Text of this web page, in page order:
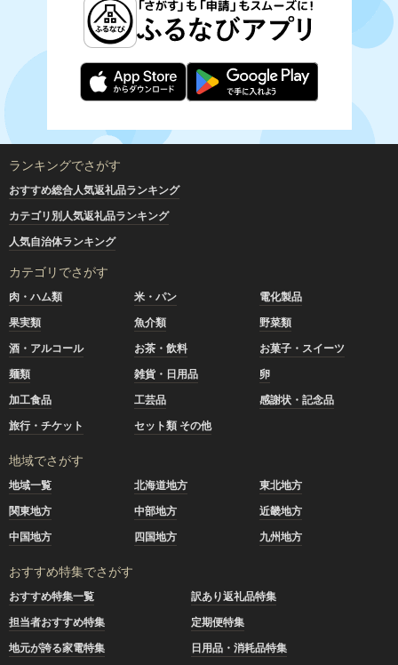
ランキングでさがす
おすすめ総合人気返礼品ランキング
カテゴリ別人気返礼品ランキング
人気自治体ランキング
カテゴリでさがす
肉・ハム類 米・パン
電化製品
果実類
魚介類
野菜類
酒・アルコール
お茶・飲料
お菓子・スイーツ
麺類
雑貨・日用品
卵
加工食品
工芸品
感謝状・記念品
旅行・チケット
セット類 その他
地域でさがす
地域一覧 北海道地方
東北地方
関東地方
中部地方
近畿地方
中国地方
四国地方 九州地方
おすすめ特集でさがす
おすすめ特集一覧
訳あり返礼品特集
担当者おすすめ特集
定期便特集
地元が誇る家電特集
日用品・消耗品特集